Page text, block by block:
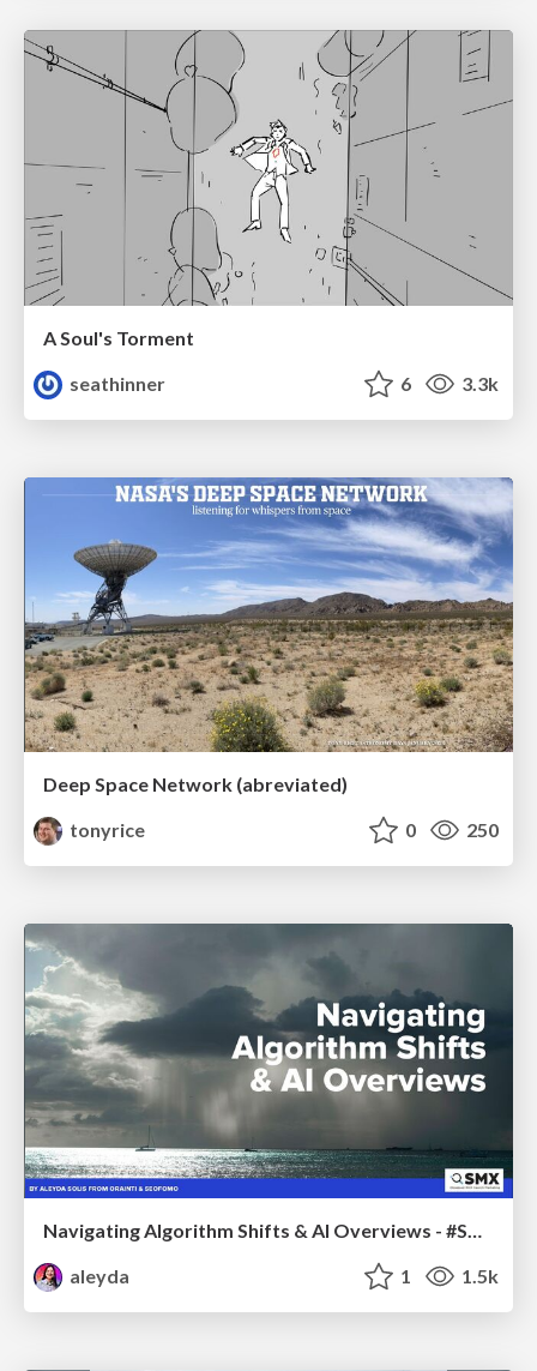
A Soul's Torment
seathinner
6 3.3k
Deep Space Network (abreviated)
tonyrice
0 250
Navigating Algorithm Shifts & AI Overviews - #SMXNext
aleyda
1 1.5k